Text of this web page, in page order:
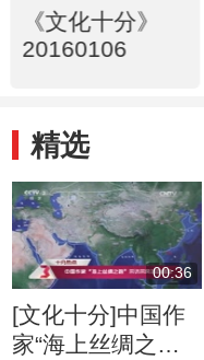
《文化十分》
20160106
精选
00:36
[文化十分]中国作
家“海上丝绸之